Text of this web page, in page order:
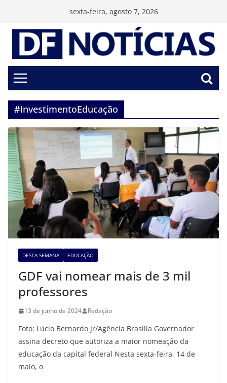
conteúdo
sexta-feira, agosto 7, 2026
#InvestimentoEducação
DESTA SEMANA EDUCAÇÃO
GDF vai nomear mais de 3 mil
professores
13 de junho de 2024 Redação
Foto: Lúcio Bernardo Jr/Agência Brasília Governador
assina decreto que autoriza a maior nomeação da
educação da capital federal Nesta sexta-feira, 14 de
maio, o